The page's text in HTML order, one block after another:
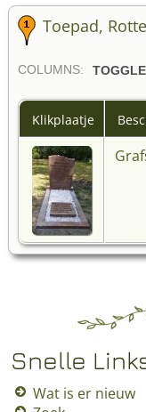
Toepad,
COLUMNS: TOGGLE
Klikplaatje
Snelle
Wat is er nieuw